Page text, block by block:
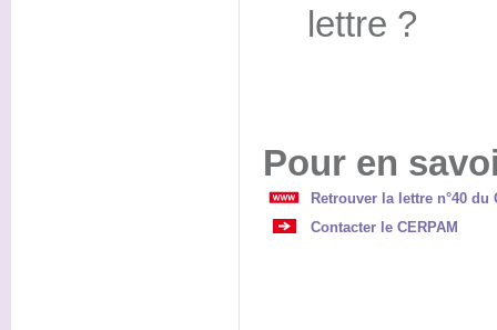
lettre ?
Pour en
Retrouver la lettre n°40
Contacter le CERPAM